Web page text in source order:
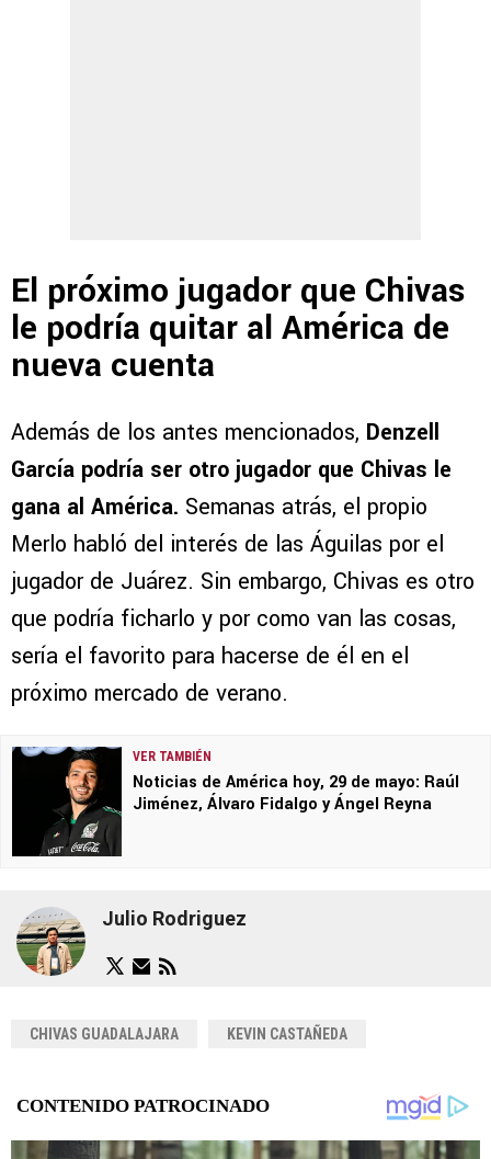
El próximo jugador que Chivas
le podría quitar al América de
nueva cuenta
Además de los antes mencionados, Denzell
García podría ser otro jugador que Chivas le
gana al América. Semanas atrás, el propio
Merlo habló del interés de las Águilas por el
jugador de Juárez. Sin embargo, Chivas es otro
que podría ficharlo y por como van las cosas,
sería el favorito para hacerse de él en el
próximo mercado de verano.
VER TAMBIÉN
Noticias de América hoy, 29 de mayo: Raúl
Jiménez, Álvaro Fidalgo y Ángel Reyna
Julio Rodriguez
CHIVAS GUADALAJARA KEVIN CASTAÑEDA